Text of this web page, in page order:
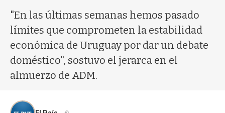
"En las últimas semanas hemos pasado
límites que comprometen la estabilidad
económica de Uruguay por dar un debate
doméstico", sostuvo el jerarca en el
almuerzo de ADM.